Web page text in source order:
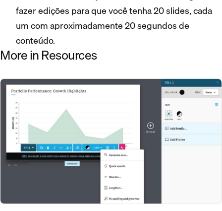
fazer edições para que você tenha 20 slides, cada
um com aproximadamente 20 segundos de
conteúdo.
More in Resources